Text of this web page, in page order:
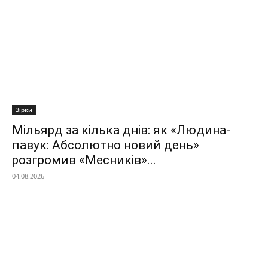
Зірки
Мільярд за кілька днів: як «Людина-
павук: Абсолютно новий день»
розгромив «Месників»...
04.08.2026